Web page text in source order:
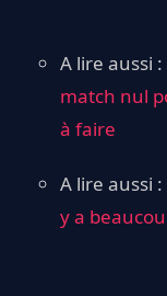
A lire aussi :
match nul
à faire
A lire aussi :
y a